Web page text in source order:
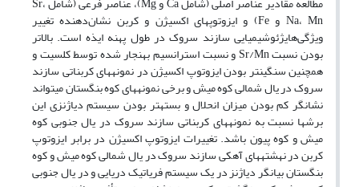
Na، Mn و Fe) و ایزوتوپ‎های اکسیژن و کربن نشان‌دهنده تغییر
ویژگی‌هایژئوشیمیایی سازند سروک در طول پهنه ایذه است. بالاتر
بودن نسبت Sr/Mn و نسبت استرانسیم بهنجار شده توسط کلسیت و
همچنین سنگین‎تر بودن ایزوتوپ اکسیژن در نمونه‎های کربناتی سازند
سروک در یال شمالی کوه میش و برخی نمونه‎های کوه بنگستان می‎تواند
نشانگر کم ‎بودن میزان انحلال و بسته‎تر بودن سیستم دیاژنزی این
برش‎ها نسبت به نمونه‎های کربناتی سازند سروک در یال جنوبی کوه
میش و کوه پیون باشد. تغییرات ایزوتوپ اکسیژن در برابر ایزوتوپ
کربن در نهشته‎های آهکی سازند سروک در یال شمالی کوه میش و کوه
بنگستان بیانگر دیاژنز در یک سیستم فریاتیک دریایی و در یال جنوبی